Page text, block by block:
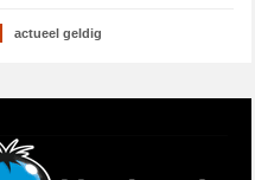
actueel geldig